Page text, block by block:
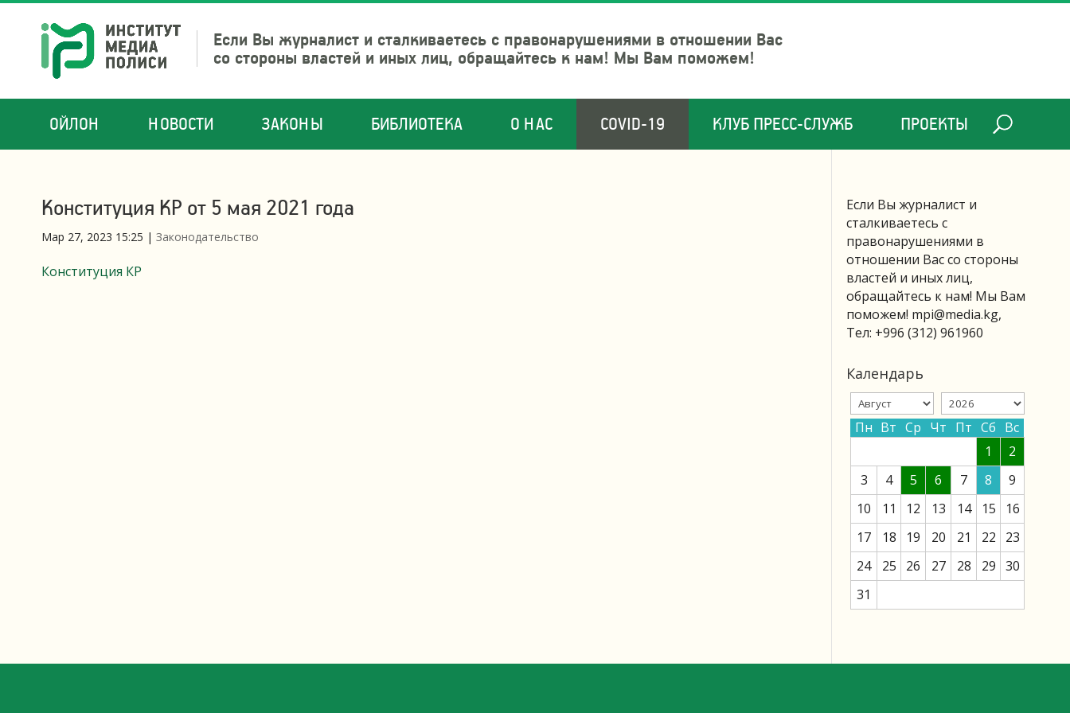
Если Вы журналист и сталкиваетесь с правонарушениями в отношении Вас
со стороны властей и иных лиц, обращайтесь к нам! Мы Вам поможем!
ОЙЛОН НОВОСТИ ЗАКОНЫ БИБЛИОТЕКА О НАС COVID-19 КЛУБ ПРЕСС-СЛУЖБ ПРОЕКТЫ
Конституция КР от 5 мая 2021 года
Мар 27, 2023 15:25 | Законодательство
Конституция КР
Если Вы журналист и
сталкиваетесь с
правонарушениями в
отношении Вас со стороны
властей и иных лиц,
обращайтесь к нам! Мы Вам
поможем! mpi@media.kg,
Тел: +996 (312) 961960
Календарь
Пн Вт Ср Чт Пт Сб Вс
1
2
3
4 5 6 7 8
9
10
11 12 13 14 15
16
17
18 19 20 21 22
23
24
25 26 27 28 29 30
31